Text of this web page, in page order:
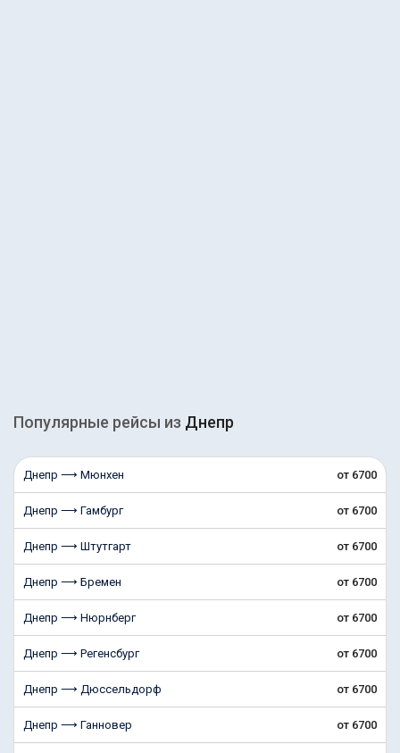
Популярные рейсы из Днепр
Днепр ⟶ Мюнхен от 6700
Днепр ⟶ Гамбург от 6700
Днепр ⟶ Штутгарт от 6700
Днепр ⟶ Бремен от 6700
Днепр ⟶ Нюрнберг от 6700
Днепр ⟶ Регенсбург от 6700
Днепр ⟶ Дюссельдорф от 6700
Днепр ⟶ Ганновер от 6700